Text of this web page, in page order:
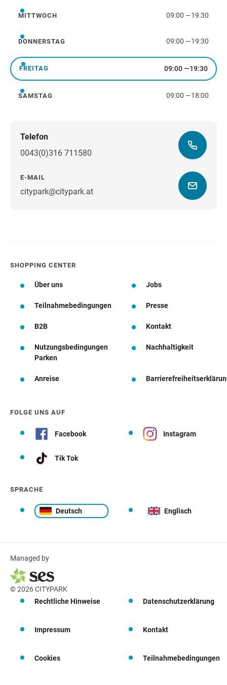
Mittwoch
MITTWOCH 09:00 —19:30
Donnerstag
DONNERSTAG 09:00 —19:30
Freitag
FREITAG 09:00—19:30
Samstag
SAMSTAG 09:00 —18:00
Telefon
0043(0)316 711580
E-MAIL
citypark@citypark.atWegbeschreibung
SHOPPING CENTER
Über uns Jobs
Teilnahmebedingungen Presse
B2B Kontakt
Nutzungsbedingungen
Parken
Nachhaltigkeit
Anreise
FOLGE UNS AUF
Facebook Instagram
Tik Tok
SPRACHE
Deutsch Englisch
Managed by
© 2026 CITYPARK
Rechtliche Hinweise
Datenschutzerklärung
Impressum Kontakt
Cookies Teilnahmebedingungen